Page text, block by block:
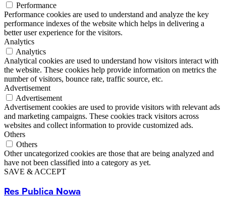
Performance
Performance cookies are used to understand and analyze the key
performance indexes of the website which helps in delivering a
better user experience for the visitors.
Analytics
Analytics
Analytical cookies are used to understand how visitors interact with
the website. These cookies help provide information on metrics the
number of visitors, bounce rate, traffic source, etc.
Advertisement
Advertisement
Advertisement cookies are used to provide visitors with relevant ads
and marketing campaigns. These cookies track visitors across
websites and collect information to provide customized ads.
Others
Others
Other uncategorized cookies are those that are being analyzed and
have not been classified into a category as yet.
SAVE & ACCEPT
Res Publica Nowa